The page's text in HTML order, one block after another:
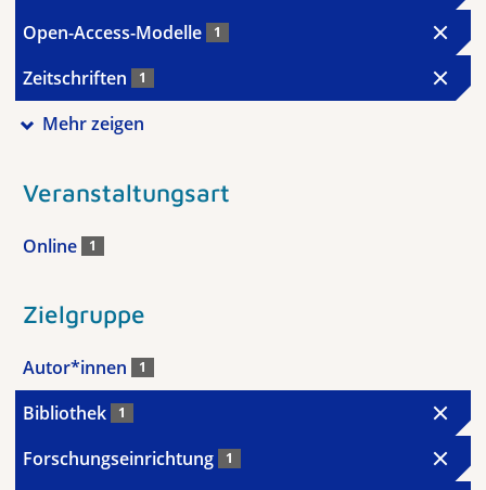
Open-Access-Modelle 1
Zeitschriften 1
Mehr zeigen
Veranstaltungsart
Online 1
Zielgruppe
Autor*innen 1
Bibliothek 1
Forschungseinrichtung 1